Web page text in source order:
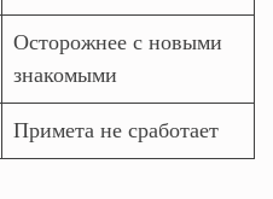
Осторожнее с новыми
знакомыми
Примета не сработает